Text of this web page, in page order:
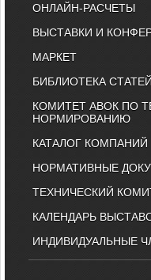
ОНЛАЙН-РАСЧЕТЫ
ВЫСТАВКИ И
МАРКЕТ
БИБЛИОТЕКА СТАТЕЙ
КОМИТЕТ АВОК ПО
НОРМИРОВАНИЮ
КАТАЛОГ КОМПАНИЙ
НОРМАТИВНЫЕ
ТЕХНИЧЕСКИЙ
КАЛЕНДАРЬ
ИНДИВИДУАЛЬНЫЕ